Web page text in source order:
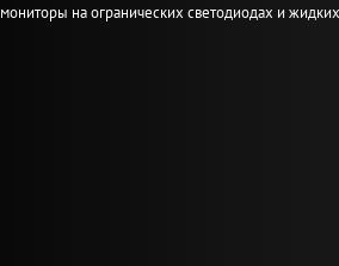
мониторы на огранических светодиодах и